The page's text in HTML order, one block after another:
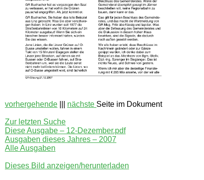
vorhergehende nächste Seite im Dokument
Zur letzten Suche
Diese Ausgabe – 12-Dezember.pdf
Ausgaben dieses Jahres – 2007
Alle Ausgaben
Dieses Bild anzeigen/herunterladen